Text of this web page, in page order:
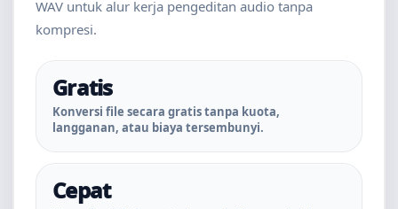
WAV untuk alur kerja pengeditan audio tanpa
kompresi.
Gratis
Konversi file secara gratis tanpa kuota,
langganan, atau biaya tersembunyi.
Cepat